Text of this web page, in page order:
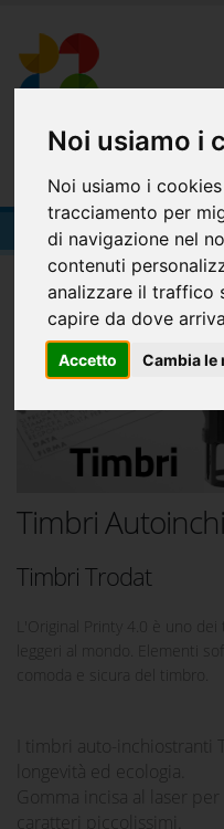
Noi usiamo i
Noi usiamo i
tracciamento per
di navigazione nel
contenuti
analizzare il traffico
capire da dove
Accetto Cambia le
Timbri
Home Office- ufficio
Timbri
Timbri Trodat
L'Original Printy 4.0 è uno
leggeri al mondo. Elementi
comoda e sicura del timbro.
I timbri auto-inchiostranti
longevità ed ecologia.
Gomma incisa al laser per
caratteri piccolissimi.